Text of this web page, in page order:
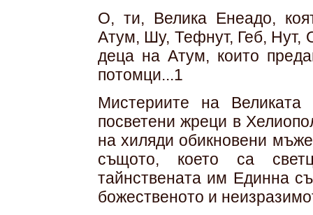
О, ти, Велика Енеадо,
Атум, Шу, Тефнут, Геб, Нут,
деца на Атум, които
потомци...1
Мистериите на
посветени жреци в
на хиляди обикновени
същото, което са
тайнствената им Единна
божественото и